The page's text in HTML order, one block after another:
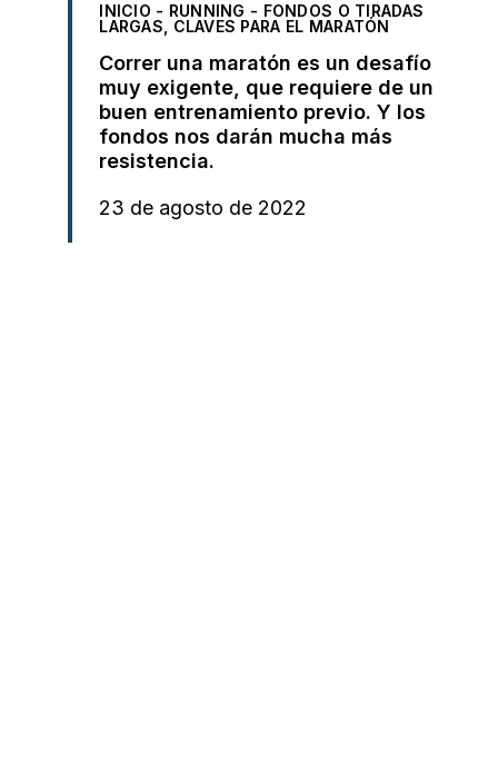
INICIO - RUNNING - FONDOS O TIRADAS
LARGAS, CLAVES PARA EL MARATÓN
Correr una maratón es un desafío
muy exigente, que requiere de un
buen entrenamiento previo. Y los
fondos nos darán mucha más
resistencia.
23 de agosto de 2022